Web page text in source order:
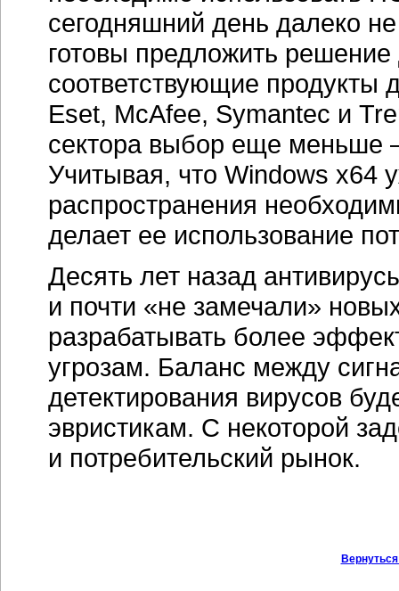
сегодняшний день далеко
готовы предложить
соответствующие продукты
Eset, McAfee, Symantec и
сектора выбор еще меньше
Учитывая, что Windows x64
распространения
делает ее использование
Десять лет назад
и почти «не замечали»
разрабатывать более
угрозам. Баланс между
детектирования вирусов
эвристикам. С некоторой
и потребительский рынок.